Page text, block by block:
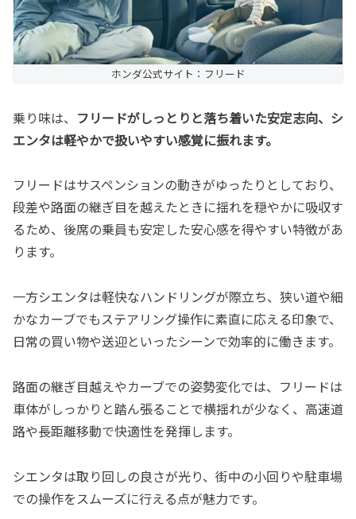
ホンダ公式サイト：フリード
乗り味は、 フリードがしっとりと落ち着いた安定志向、シ
エンタは軽やかで扱いやすい感覚に振れます。
フリードはサスペンションの動きがゆったりとしており、
段差や路面の継ぎ目を越えたときに揺れを穏やかに吸収す
るため、後席の乗員も安定した安心感を得やすい特徴があ
ります。
一方シエンタは軽快なハンドリングが際立ち、狭い道や細
かなカーブでもステアリング操作に素直に応える印象で、
日常の買い物や送迎といったシーンで効率的に働きます。
路面の継ぎ目越えやカーブでの姿勢変化では、フリードは
車体がしっかりと踏ん張ることで横揺れが少なく、高速道
路や長距離移動で快適性を発揮します。
シエンタは取り回しの良さが光り、街中の小回りや駐車場
での操作をスムーズに行える点が魅力です。